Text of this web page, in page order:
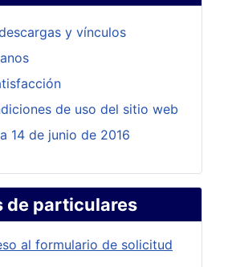
y vínculos
de uso del sitio web
14 de junio de 2016
de particulares
al formulario de solicitud